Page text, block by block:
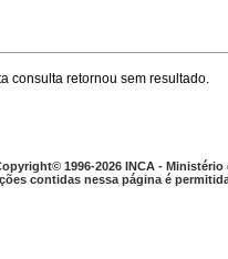
consulta retornou sem resultado.
1996-2026 INCA - Ministério
contidas nessa página é